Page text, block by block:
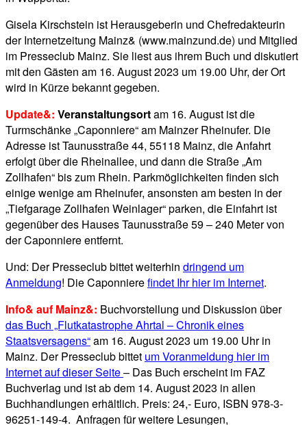
Gisela Kirschstein ist Herausgeberin und Chefredakteurin
der Internetzeitung Mainz& (www.mainzund.de) und Mitglied
im Presseclub Mainz. Sie liest aus ihrem Buch und diskutiert
mit den Gästen am 16. August 2023 um 19.00 Uhr, der Ort
wird in Kürze bekannt gegeben.
Update&: Veranstaltungsortam 16. August ist die
Turmschänke „Caponniere“ am Mainzer Rheinufer. Die
Adresse ist Taunusstraße 44, 55118 Mainz, die Anfahrt
erfolgt über die Rheinallee, und dann die Straße „Am
Zollhafen“ bis zum Rhein. Parkmöglichkeiten finden sich
einige wenige am Rheinufer, ansonsten am besten in der
„Tiefgarage Zollhafen Weinlager“ parken, die Einfahrt ist
gegenüber des Hauses Taunusstraße 59 – 240 Meter von
der Caponniere entfernt.
Und: Der Presseclub bittet weiterhin dringend um
Anmeldung! Die Caponnierefindet Ihr hier im Internet.
Info& auf Mainz&: Buchvorstellung und Diskussion über
das Buch „Flutkatastrophe Ahrtal – Chronik eines
Staatsversagens“am 16. August 2023 um 19.00 Uhr in
Mainz. Der Presseclub bittet um Voranmeldung hier im
Internet auf dieser Seite– Das Buch erscheint im FAZ
Buchverlag und ist ab dem 14. August 2023 in allen
Buchhandlungen erhältlich. Preis: 24,- Euro, ISBN 978-3-
96251-149-4. Anfragen für weitere Lesungen,